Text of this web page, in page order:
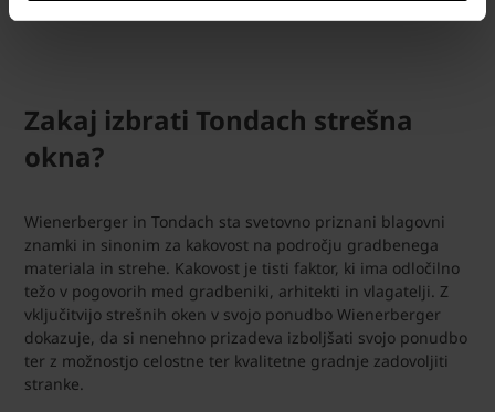
Zakaj izbrati Tondach strešna
okna?
Wienerberger in Tondach sta svetovno priznani blagovni
znamki in sinonim za kakovost na področju gradbenega
materiala in strehe. Kakovost je tisti faktor, ki ima odločilno
težo v pogovorih med gradbeniki, arhitekti in vlagatelji. Z
vključitvijo strešnih oken v svojo ponudbo Wienerberger
dokazuje, da si nenehno prizadeva izboljšati svojo ponudbo
ter z možnostjo celostne ter kvalitetne gradnje zadovoljiti
stranke.